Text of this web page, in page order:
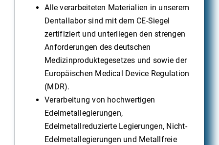
Alle verarbeiteten Materialien in unserem
Dentallabor sind mit dem CE-Siegel
zertifiziert und unterliegen den strengen
Anforderungen des deutschen
Medizinproduktegesetzes und sowie der
Europäischen Medical Device Regulation
(MDR).
Verarbeitung von hochwertigen
Edelmetallegierungen,
Edelmetallreduzierte Legierungen, Nicht-
Edelmetallegierungen und Metallfreie